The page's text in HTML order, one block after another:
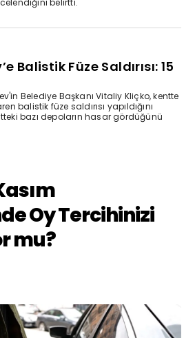
Balistik Füze Saldırısı: 15
Belediye Başkanı Vitaliy Kliçko, kentte
balistik füze saldırısı yapıldığını
bazı depoların hasar gördüğünü